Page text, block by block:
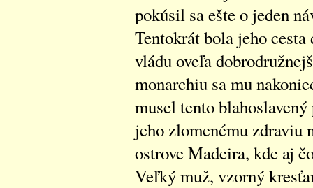
pokúsil sa ešte o jeden
Tentokrát bola jeho
vládu oveľa
monarchiu sa mu
musel tento
jeho zlomenému zdraviu
ostrove Madeira, kde aj
Veľký muž, vzorný